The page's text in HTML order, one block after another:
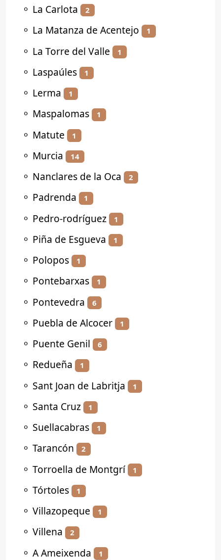
⚬ La Carlota 2
⚬ La Matanza de Acentejo 1
⚬ La Torre del Valle 1
⚬ Laspaúles 1
⚬ Lerma 1
⚬ Maspalomas 1
⚬ Matute 1
⚬ Murcia 14
⚬ Nanclares de la Oca 2
⚬ Padrenda 1
⚬ Pedro-rodríguez 1
⚬ Piña de Esgueva 1
⚬ Polopos 1
⚬ Pontebarxas 1
⚬ Pontevedra 6
⚬ Puebla de Alcocer 1
⚬ Puente Genil 6
⚬ Redueña 1
⚬ Sant Joan de Labritja 1
⚬ Santa Cruz 1
⚬ Suellacabras 1
⚬ Tarancón 2
⚬ Torroella de Montgrí 1
⚬ Tórtoles 1
⚬ Villazopeque 1
⚬ Villena 2
⚬ A Ameixenda 1